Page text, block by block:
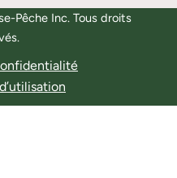
Pêche Inc. Tous droits